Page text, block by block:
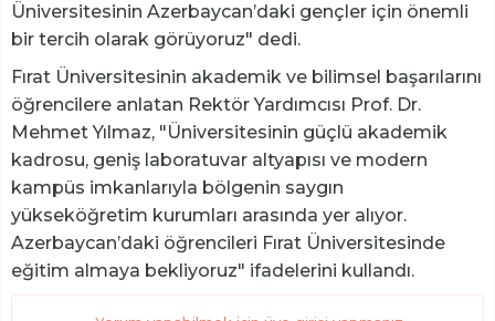
Üniversitesinin Azerbaycan’daki gençler için önemli
bir tercih olarak görüyoruz" dedi.
Fırat Üniversitesinin akademik ve bilimsel başarılarını
öğrencilere anlatan Rektör Yardımcısı Prof. Dr.
Mehmet Yılmaz, "Üniversitesinin güçlü akademik
kadrosu, geniş laboratuvar altyapısı ve modern
kampüs imkanlarıyla bölgenin saygın
yükseköğretim kurumları arasında yer alıyor.
Azerbaycan’daki öğrencileri Fırat Üniversitesinde
eğitim almaya bekliyoruz" ifadelerini kullandı.